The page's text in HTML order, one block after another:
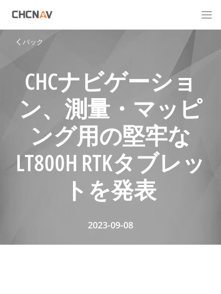
バック
CHCナビゲーショ
ン、測量・マッピ
ング用の堅牢な
LT800H RTKタブレッ
トを発表
2023-09-08